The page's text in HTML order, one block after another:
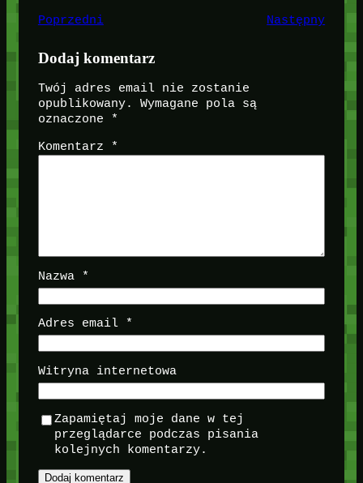
Poprzedni Następny
Dodaj komentarz
Twój adres email nie zostanie
opublikowany.
Wymagane pola są
oznaczone
*
Komentarz *
Nazwa *
Adres email *
Witryna internetowa
Zapamiętaj moje dane w tej
przeglądarce podczas pisania
kolejnych komentarzy.